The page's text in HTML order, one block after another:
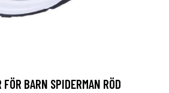
FÖR BARN SPIDERMAN RÖD